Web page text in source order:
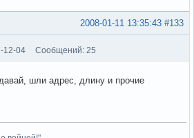
#133
2008-01-11 13:35:43
12-04 Сообщений: 25
шли адрес, длину и прочие